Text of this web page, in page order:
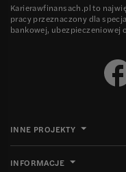
Karierawfinansach.pl to
pracy przeznaczony dla
bankowej, ubezpieczeniowej
INNE PROJEKTY
INFORMACJE